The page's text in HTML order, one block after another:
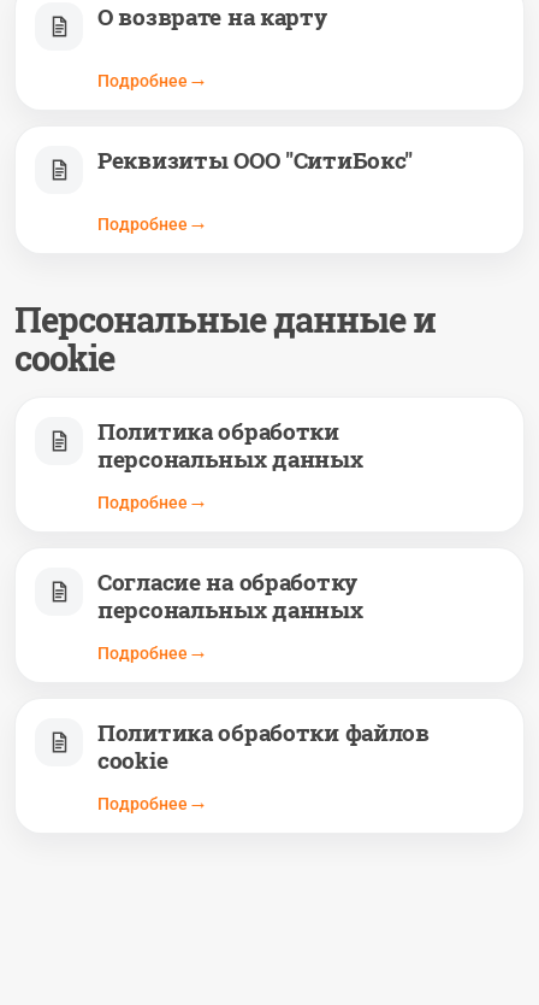
О возврате на карту
Подробнее
Реквизиты ООО "СитиБокс"
Подробнее
Персональные данные и
cookie
Политика обработки
персональных данных
Подробнее
Согласие на обработку
персональных данных
Подробнее
Политика обработки файлов
cookie
Подробнее